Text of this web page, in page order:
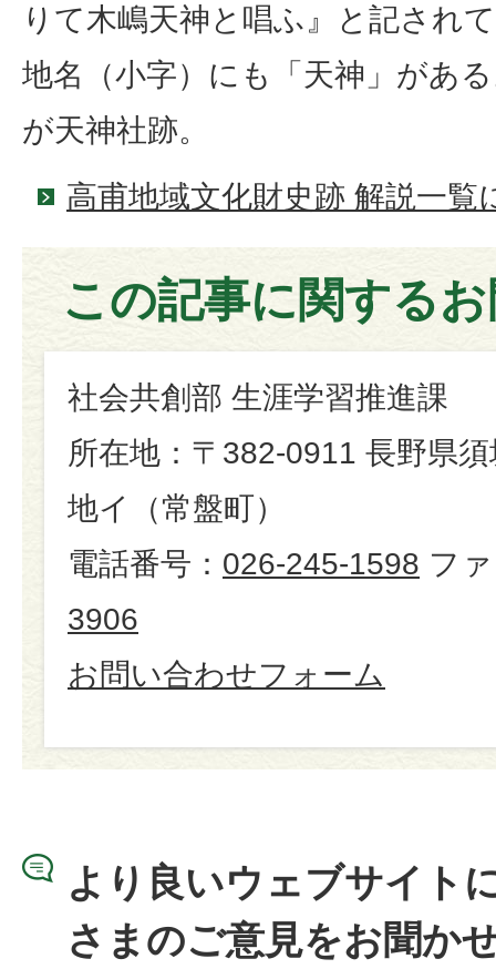
りて木嶋天神と唱ふ』と記され
地名（小字）にも「天神」があ
が天神社跡。
高甫地域文化財史跡 解説一覧
この記事に関する
社会共創部 生涯学習推進課
所在地：〒382-0911 長野県
地イ（常盤町）
電話番号： 026-245-1598 フ
3906
お問い合わせフォーム
より良いウェブサイト
さまのご意見をお聞か